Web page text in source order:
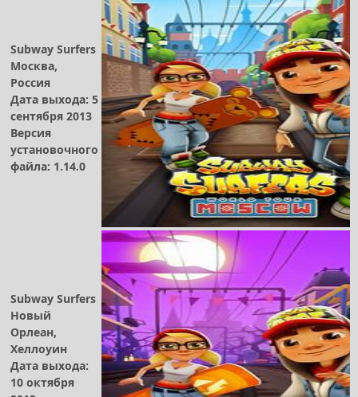
Subway Surfers
Москва,
Россия
Дата выхода: 5
сентября 2013
Версия
установочного
файла: 1.14.0
Subway Surfers
Новый
Орлеан,
Хеллоуин
Дата выхода:
10 октября